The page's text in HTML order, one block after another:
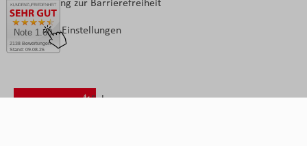
2138 Bewertungen
Stand: 09.08.26
Note 1.60
Erklärung zur Barrierefreiheit
Cookie-Einstellungen
Folgen